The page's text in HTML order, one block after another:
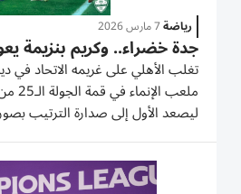
رياضة7 مارس 2026
جدة خضراء.. وكريم بنزيمة
نقطة قبل إسدال الستار عن الجولة
مباراة النصر وضيفه نيوم على ملعب
توج الأهلي سيطرته...